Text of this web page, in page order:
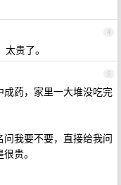
4
贵了。
5
药，家里一大堆没吃完
我要不要，直接给我问
贵。